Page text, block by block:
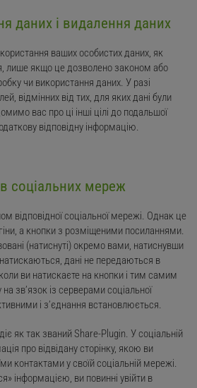
даних і видалення даних
ваших особистих даних, як
лише якщо це дозволено законом або
чи використання даних. У разі
відмінних від тих, для яких дані були
вас про ці інші цілі до подальшої
відповідну інформацію.
соціальних мереж
відповідної соціальної мережі. Однак це
а кнопки з розміщеними посиланнями.
(натиснуті) окремо вами, натиснувши
дані не передаються в
ви натискаєте на кнопки і тим самим
зв’язок із серверами соціальної
і з’єднання встановлюється.
як так званий Share-Plugin. У соціальній
про відвідану сторінку, якою ви
контактами у своїй соціальній мережі.
інформацією, ви повинні увійти в